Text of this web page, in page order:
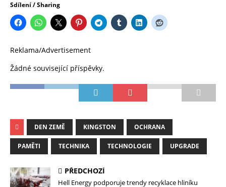
Sdílení / Sharing
Reklama/Advertisement
Žádné související příspěvky.
DEN ZEMĚ KINGSTON OCHRANA
PAMĚTI TECHNIKA TECHNOLOGIE UPGRADE
PŘEDCHOZÍ
Hell Energy podporuje trendy recyklace hliníku